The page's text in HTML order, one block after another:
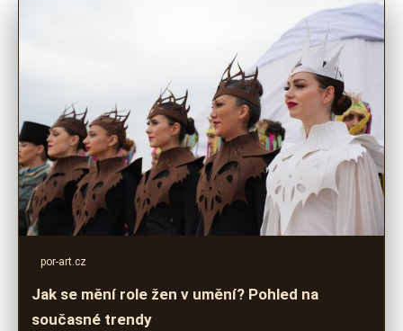
por-art.cz
Jak se mění role žen v umění? Pohled na
současné trendy